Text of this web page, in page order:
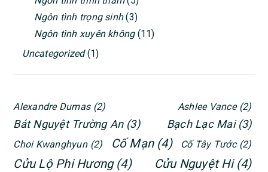
Ngôn tình trọng sinh(3)
Ngôn tình xuyên không(11)
Uncategorized(1)
Alexandre Dumas (2) Ashlee Vance (2)
Bát Nguyệt Trường An (3) Bạch Lạc Mai (3)
Choi Kwanghyun (2) Cố Mạn (4) Cố Tây Tước (2)
Cửu Lộ Phi Hương (4) Cửu Nguyệt Hi (4)